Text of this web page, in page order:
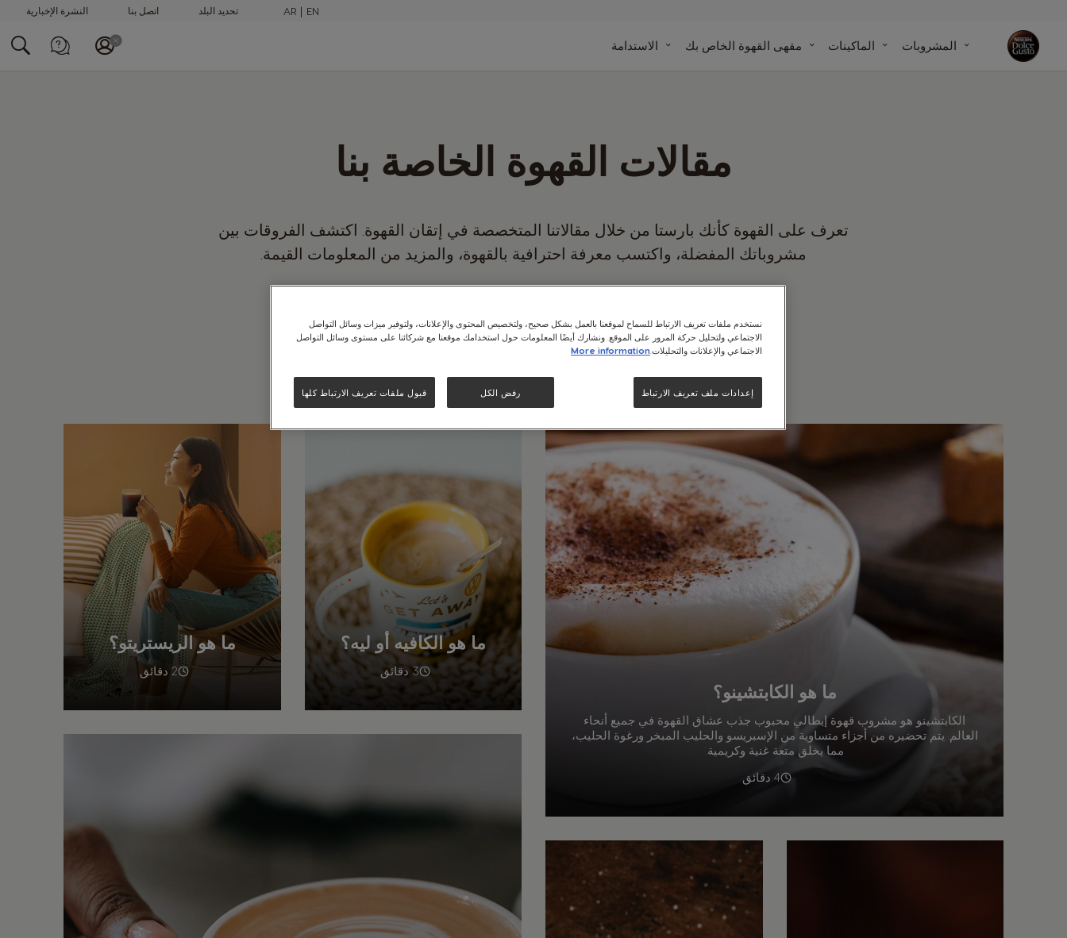
AR EN تحديد البلد اتصل بنا النشرة الإخبارية
المشروبات الماكينات مقهى القهوة الخاص بك الاستدامة
مقالات القهوة الخاصة بنا
تعرف على القهوة كأنك بارستا من خلال مقالاتنا المتخصصة في إتقان القهوة. اكتشف الفروقات بين
مشروباتك المفضلة، واكتسب معرفة احترافية بالقهوة، والمزيد من المعلومات القيمة.
ما هو الكابتشينو؟
الكابتشينو هو مشروب قهوة إيطالي محبوب جذب عشاق القهوة في جميع أنحاء
العالم. يتم تحضيره من أجزاء متساوية من الإسبريسو والحليب المبخر ورغوة الحليب،
مما يخلق متعة غنية وكريمية.
4 دقائق
ما هو الكافيه أو ليه؟
3 دقائق
ما هو الريستريتو؟
2 دقائق
نستخدم ملفات تعريف الارتباط للسماح لموقعنا بالعمل بشكل صحيح، ولتخصيص المحتوى والإعلانات، ولتوفير ميزات وسائل التواصل
الاجتماعي ولتحليل حركة المرور على الموقع. ونشارك أيضًا المعلومات حول استخدامك موقعنا مع شركائنا على مستوى وسائل التواصل
الاجتماعي والإعلانات والتحليلات.More information
إعدادات ملف تعريف الارتباط رفض الكل قبول ملفات تعريف الارتباط كلها